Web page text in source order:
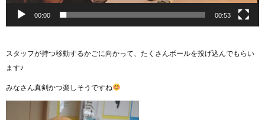
00:00 00:53
スタッフが持つ移動するかごに向かって、たくさんボールを投げ込んでもらい
ます♪
みなさん真剣かつ楽しそうですね